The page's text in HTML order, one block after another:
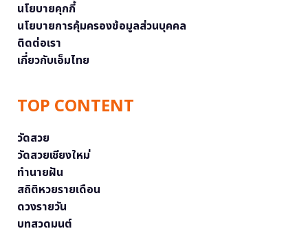
นโยบายคุกกี้
นโยบายการคุ้มครองข้อมูลส่วนบุคคล
ติดต่อเรา
เกี่ยวกับเอ็มไทย
TOP CONTENT
วัดสวย
วัดสวยเชียงใหม่
ทำนายฝัน
สถิติหวยรายเดือน
ดวงรายวัน
บทสวดมนต์